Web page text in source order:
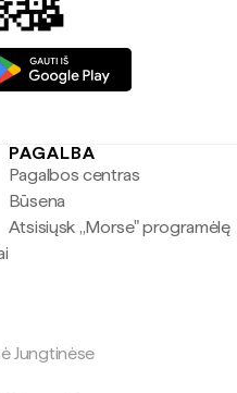
PAGALBA
Pagalbos centras
Būsena
Atsisiųsk „Morse" programėlę
Jungtinėse